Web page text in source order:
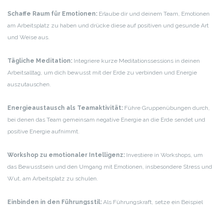
Schaffe Raum für Emotionen: Erlaube dir und deinem Team, Emotionen
am Arbeitsplatz zu haben und drücke diese auf positiven und gesunde Art
und Weise aus.
Tägliche Meditation: Integriere kurze Meditationssessions in deinen
Arbeitsalltag, um dich bewusst mit der Erde zu verbinden und Energie
auszutauschen.
Energieaustausch als Teamaktivität: Führe Gruppenübungen durch,
bei denen das Team gemeinsam negative Energie an die Erde sendet und
positive Energie aufnimmt.
Workshop zu emotionaler Intelligenz: Investiere in Workshops, um
das Bewusstsein und den Umgang mit Emotionen, insbesondere Stress und
Wut, am Arbeitsplatz zu schulen.
Einbinden in den Führungsstil: Als Führungskraft, setze ein Beispiel